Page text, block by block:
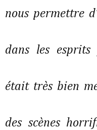
nous permettre
dans les esprits
était très bien
des scènes